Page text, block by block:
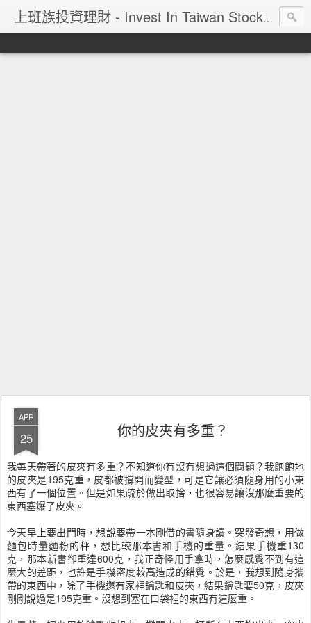
上班族投資理財 - Invest In Taiwan Stock Market
APR
25 你的皮夾有多重？
我每天帶著的皮夾有多重？不知道你有沒有想過這個問題？我飽飽地
的皮夾是195克重，皮都被撐開而變型，可是它讓必須隨身用的小東
西有了一個位置。但是如果疏於做出取捨，也很容易讓沒那麼重要的
東西塞爆了皮夾。
今天早上要出門時，想說要帶一本剛借的書隨身讀。突發奇想，用做
麵包時量麵粉的秤，想比較那本書和手機的重量。結果手機重130
克，那本新書卻重達600克，我正奇怪用手拿時，怎麼感覺不到有這
麼大的差距，也許是手機密度較高造成的錯覺。於是，我想到隨身攜
帶的東西中，除了手機還有家裡鑰匙和皮夾，結果鑰匙要50克，皮夾
剛剛說過是195克重。沒想到塞在口袋裡的東西有這麼重。